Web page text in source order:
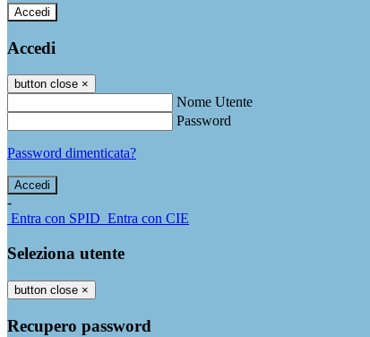
Accedi
Accedi
button close ×
Nome Utente
Password
Password dimenticata?
-
Entra con SPID Entra con CIE
Seleziona utente
button close ×
Recupero password